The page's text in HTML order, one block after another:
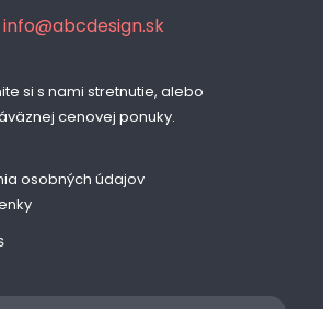
info@abcdesign.sk
si s nami stretnutie, alebo
cenovej ponuky.
osobných údajov